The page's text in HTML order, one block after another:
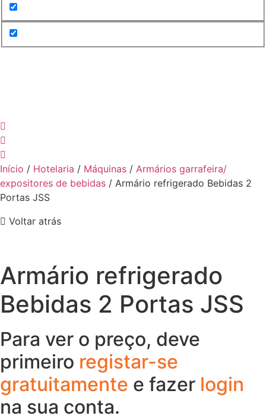
Início / Hotelaria / Máquinas / Armários garrafeira/
expositores de bebidas / Armário refrigerado Bebidas 2
Portas JSS
Voltar atrás
Armário refrigerado
Bebidas 2 Portas JSS
Para ver o preço, deve
primeiro registar-se
gratuitamente e fazer login
na sua conta.